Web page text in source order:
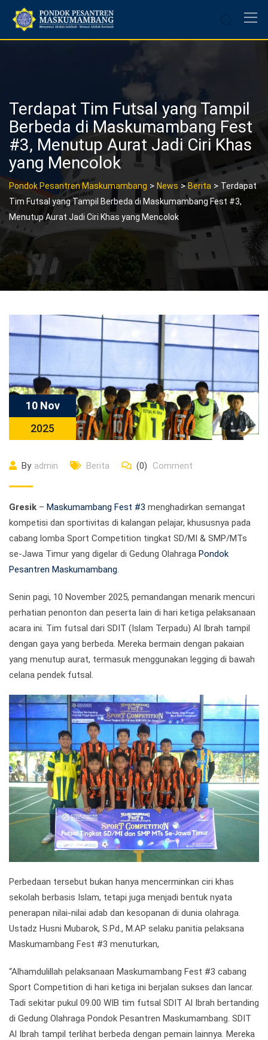
content
Terdapat Tim Futsal yang Tampil
Berbeda di Maskumambang Fest
#3, Menutup Aurat Jadi Ciri Khas
yang Mencolok
Pondok Pesantren Maskumambang > News > Berita > Terdapat
Tim Futsal yang Tampil Berbeda di Maskumambang Fest #3,
Menutup Aurat Jadi Ciri Khas yang Mencolok
10 Nov
2025
By admin Berita (0) Comment
Gresik – Maskumambang Fest #3 menghadirkan semangat
kompetisi dan sportivitas di kalangan pelajar, khususnya pada
cabang lomba Sport Competition tingkat SD/MI & SMP/MTs
se-Jawa Timur yang digelar di Gedung Olahraga Pondok
Pesantren Maskumambang.
Senin pagi, 10 November 2025, pemandangan menarik mencuri
perhatian penonton dan peserta lain di hari ketiga pelaksanaan
acara ini. Tim futsal dari SDIT (Islam Terpadu) Al Ibrah tampil
dengan gaya yang berbeda. Mereka bermain dengan pakaian
yang menutup aurat, termasuk menggunakan legging di bawah
celana pendek futsal.
Perbedaan tersebut bukan hanya mencerminkan ciri khas
sekolah berbasis Islam, tetapi juga menjadi bentuk nyata
penerapan nilai-nilai adab dan kesopanan di dunia olahraga.
Ustadz Husni Mubarok, S.Pd., M.AP selaku panitia pelaksana
Maskumambang Fest #3 menuturkan,
“Alhamdulillah pelaksanaan Maskumambang Fest #3 cabang
Sport Competition di hari ketiga ini berjalan sukses dan lancar.
Tadi sekitar pukul 09.00 WIB tim futsal SDIT Al Ibrah bertanding
di Gedung Olahraga Pondok Pesantren Maskumambang. SDIT
Al Ibrah tampil terlihat berbeda dengan pemain lainnya. Mereka